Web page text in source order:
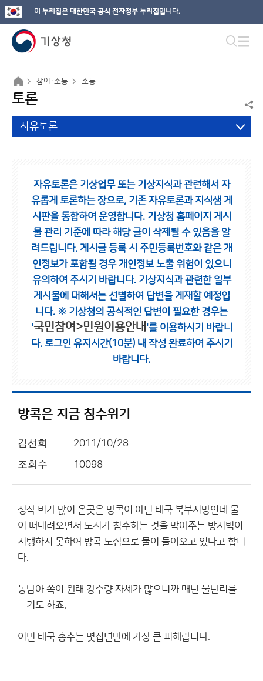
이 누리집은 대한민국 공식 전자정부 누리집입니다.
참여·소통 소통
토론
자유토론
자유토론은 기상업무 또는 기상지식과 관련해서 자
유롭게 토론하는 장으로, 기존 자유토론과 지식샘 게
시판을 통합하여 운영합니다. 기상청 홈페이지 게시
물 관리 기준에 따라 해당 글이 삭제될 수 있음을 알
려드립니다. 게시글 등록 시 주민등록번호와 같은 개
인정보가 포함될 경우 개인정보 노출 위험이 있으니
유의하여 주시기 바랍니다. 기상지식과 관련한 일부
게시물에 대해서는 선별하여 답변을 게재할 예정입
니다. ※ 기상청의 공식적인 답변이 필요한 경우는
'국민참여>민원이용안내 '를 이용하시기 바랍니
다. 로그인 유지시간(10분) 내 작성 완료하여 주시기
바랍니다.
방콕은 지금 침수위기
김선희 2011/10/28
조회수 10098
정작 비가 많이 온곳은 방콕이 아닌 태국 북부지방인데 물
이 떠내려오면서 도시가 침수하는 것을 막아주는 방지벽이
지탱하지 못하여 방콕 도심으로 물이 들어오고 있다고 합니
다.
동남아 쪽이 원래 강수량 자체가 많으니까 매년 물난리를
껶기도 하죠.
이번 태국 홍수는 몇십년만에 가장 큰 피해랍니다.